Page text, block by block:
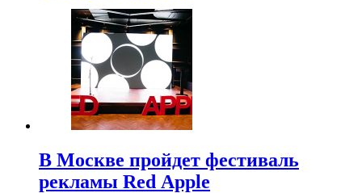
В Москве пройдет фестиваль
рекламы Red Apple